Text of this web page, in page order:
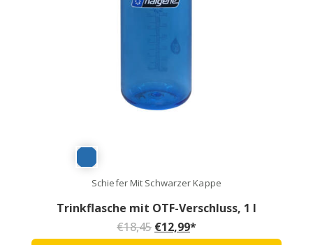
Schiefer Mit Schwarzer Kappe
Trinkflasche mit OTF-Verschluss, 1 l
€18,45 Ursprünglicher Preis war:
€12,99Aktueller Preis ist:
*